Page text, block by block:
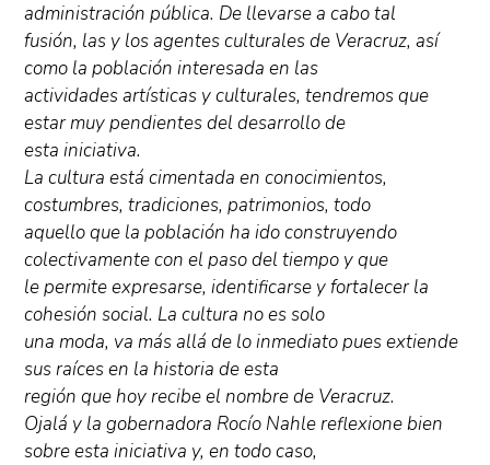
administración pública. De llevarse a cabo tal
fusión, las y los agentes culturales de Veracruz, así
como la población interesada en las
actividades artísticas y culturales, tendremos que
estar muy pendientes del desarrollo de
esta iniciativa.
La cultura está cimentada en conocimientos,
costumbres, tradiciones, patrimonios, todo
aquello que la población ha ido construyendo
colectivamente con el paso del tiempo y que
le permite expresarse, identificarse y fortalecer la
cohesión social. La cultura no es solo
una moda, va más allá de lo inmediato pues extiende
sus raíces en la historia de esta
región que hoy recibe el nombre de Veracruz.
Ojalá y la gobernadora Rocío Nahle reflexione bien
sobre esta iniciativa y, en todo caso,